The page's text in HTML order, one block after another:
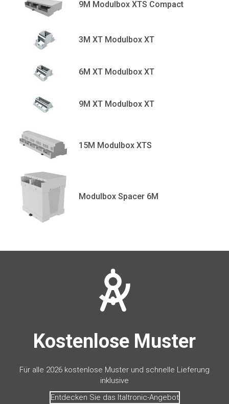
9M Modulbox XTS Compact
3M XT Modulbox XT
6M XT Modulbox XT
9M XT Modulbox XT
15M Modulbox XTS
Modulbox Spacer 6M
Kostenlose Muster
Für alle 2026 kostenlose Muster und schnelle Lieferung
inklusive
Entdecken Sie das Italtronic-Angebot